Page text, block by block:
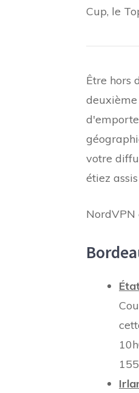
Cup, le
Être hors
votre
étiez
NordVPN